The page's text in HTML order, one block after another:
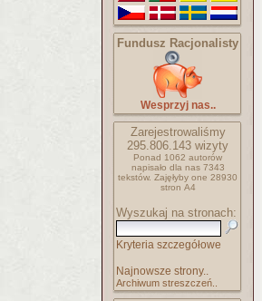
Fundusz Racjonalisty
Wesprzyj nas..
Zarejestrowaliśmy
295.806.143 wizyty
Ponad 1062 autorów
napisało dla nas 7343
tekstów. Zajęłyby one 28930
stron A4
Wyszukaj na stronach:
Kryteria szczegółowe
Najnowsze strony..
Archiwum streszczeń..